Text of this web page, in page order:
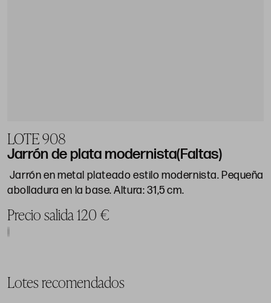
LOTE 908
Jarrón de plata modernista(Faltas)
Jarrón en metal plateado estilo modernista. Pequeña
abolladura en la base. Altura: 31,5 cm.
Precio salida 120 €
Lotes recomendados